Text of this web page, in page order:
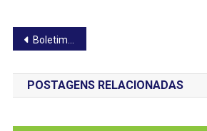
Navegação
de
Post
Boletim Diário – 27/06/2022
POSTAGENS RELACIONADAS